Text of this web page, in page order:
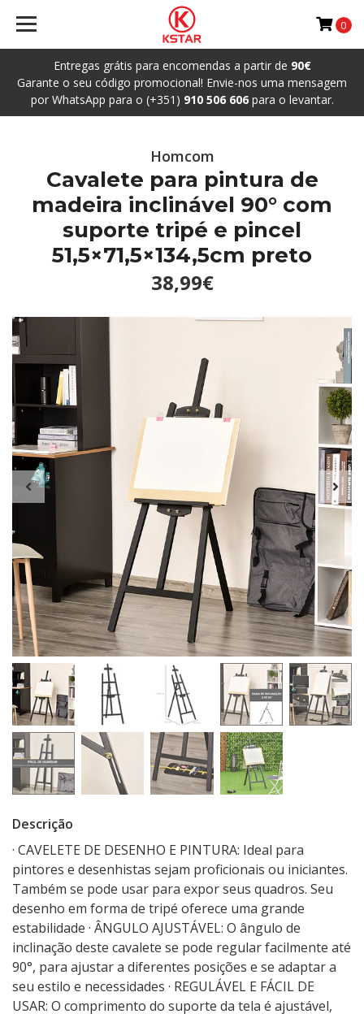
Entregas grátis para encomendas a partir de 90€
Garante o seu código promocional! Envie-nos uma mensagem
por WhatsApp para o (+351) 910 506 606para o levantar.
0
Homcom
Cavalete para pintura de
madeira inclinável 90° com
suporte tripé e pincel
51,5×71,5×134,5cm preto
38,99€
Descrição
· CAVELETE DE DESENHO E PINTURA: Ideal para
pintores e desenhistas sejam proficionais ou iniciantes.
Também se pode usar para expor seus quadros. Seu
desenho em forma de tripé oferece uma grande
estabilidade · ÂNGULO AJUSTÁVEL: O ângulo de
inclinação deste cavalete se pode regular facilmente até
90°, para ajustar a diferentes posições e se adaptar a
seu estilo e necessidades · REGULÁVEL E FÁCIL DE
USAR: O comprimento do suporte da tela é ajustável,